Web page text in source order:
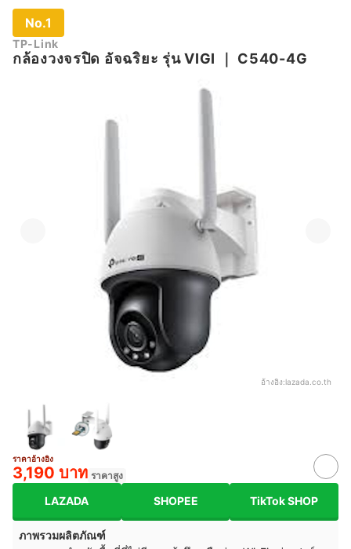
No.1
TP-Link
กล้องวงจรปิด อัจฉริยะ รุ่น VIGI C540-4G
อ้างอิง:lazada.co.th
ราคาอ้างอิง
3,190 บาท ราคาสูง
LAZADA SHOPEE TikTok SHOP
ภาพรวมผลิตภัณฑ์